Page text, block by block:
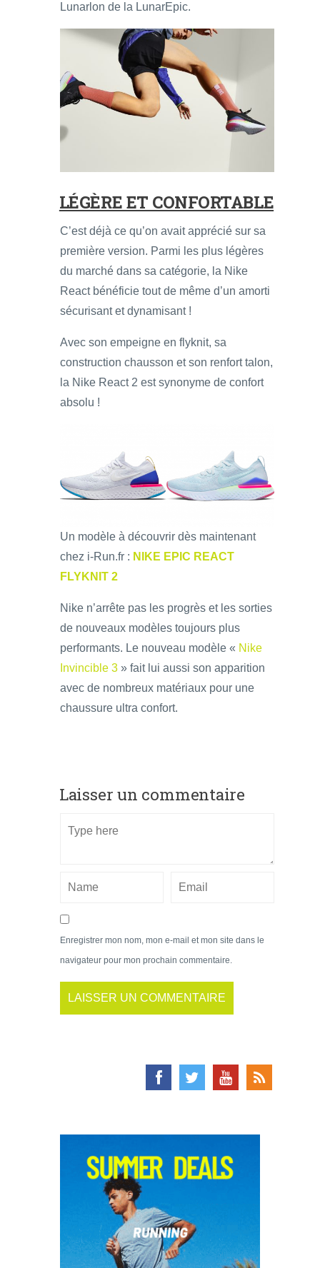
Lunarlon de la LunarEpic.
LÉGÈRE ET CONFORTABLE
C’est déjà ce qu’on avait apprécié sur sa
première version. Parmi les plus légères
du marché dans sa catégorie, la Nike
React bénéficie tout de même d’un amorti
sécurisant et dynamisant !
Avec son empeigne en flyknit, sa
construction chausson et son renfort talon,
la Nike React 2 est synonyme de confort
absolu !
Un modèle à découvrir dès maintenant
chez i-Run.fr : NIKE EPIC REACT
FLYKNIT 2
Nike n’arrête pas les progrès et les sorties
de nouveaux modèles toujours plus
performants. Le nouveau modèle « Nike
Invincible 3 » fait lui aussi son apparition
avec de nombreux matériaux pour une
chaussure ultra confort.
Laisser un commentaire
Enregistrer mon nom, mon e-mail et mon site dans le
navigateur pour mon prochain commentaire.